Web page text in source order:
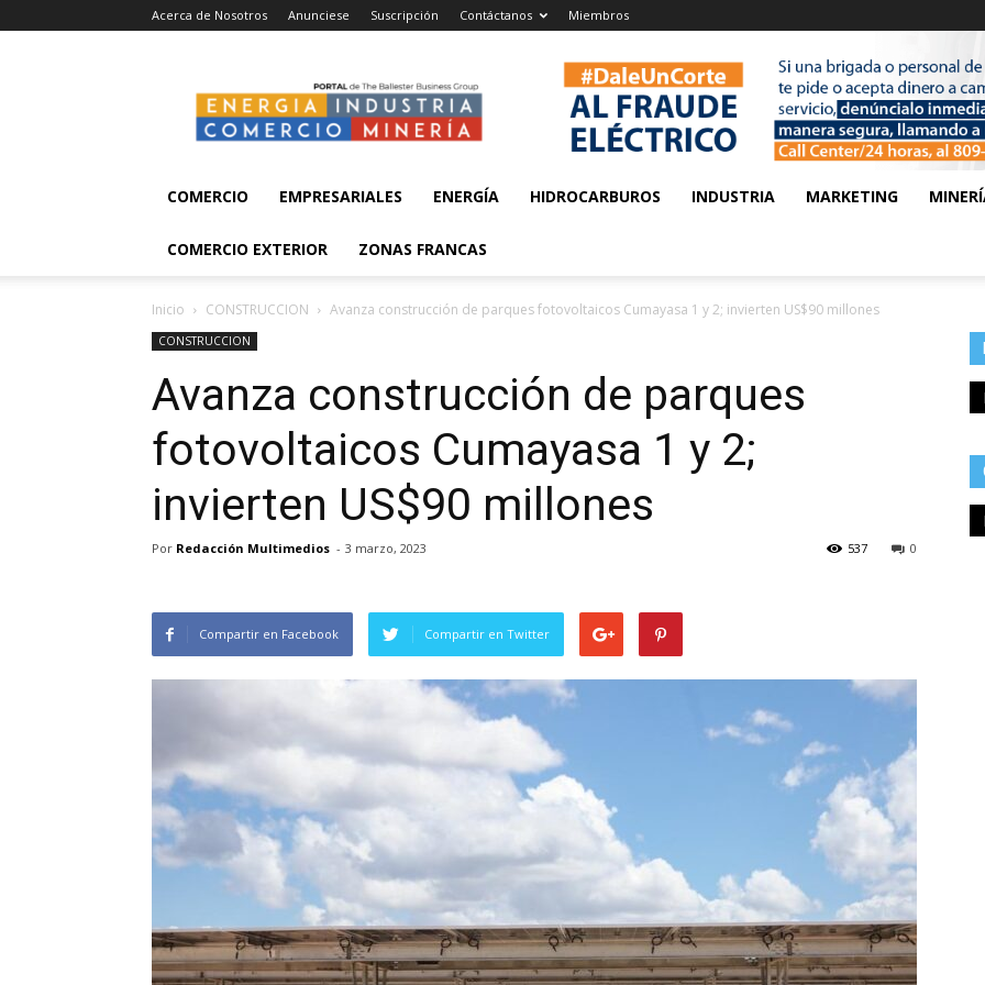
Acerca de Nosotros Anunciese Suscripción Contáctanos Miembros
Industria,
Comercio
y
COMERCIO
EMPRESARIALES ENERGÍA HIDROCARBUROS INDUSTRIA MARKETING
COMERCIO EXTERIOR ZONAS FRANCAS
Inicio CONSTRUCCION Avanza construcción de parques fotovoltaicos Cumayasa 1 y 2; invierten US$90 millones
CONSTRUCCION
Avanza construcción de parques
fotovoltaicos Cumayasa 1 y 2;
invierten US$90 millones
Por Redacción Multimedios - 3 marzo, 2023 0
537
Compartir en Facebook Compartir en Twitter